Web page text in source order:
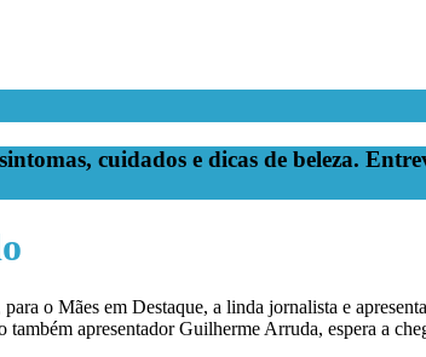
cuidados e dicas de beleza.
o Mães em Destaque, a linda jornalista e
apresentador Guilherme Arruda, espera a